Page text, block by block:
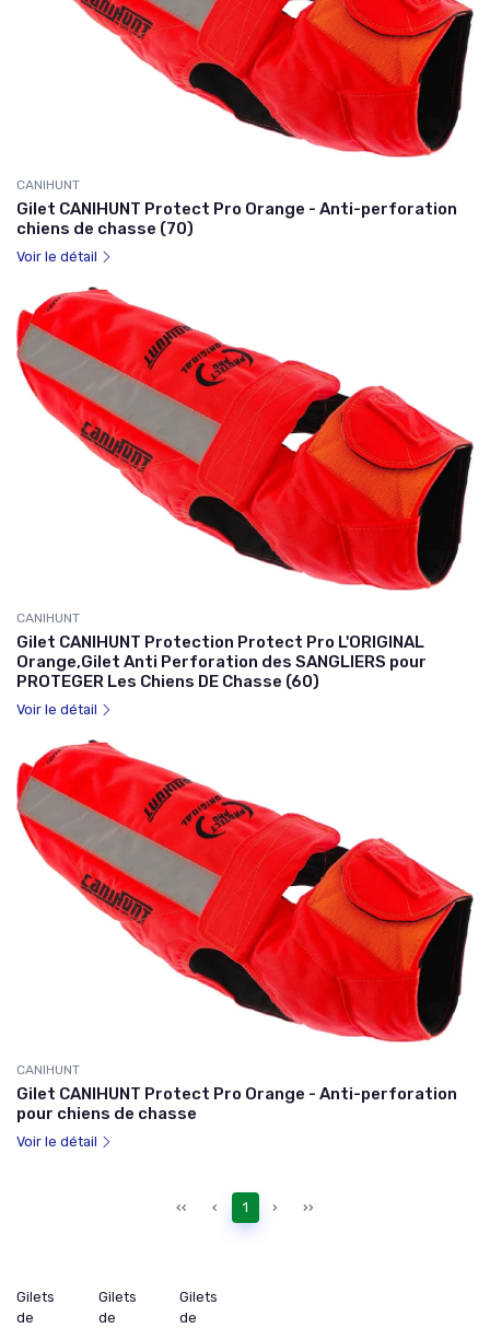
CANIHUNT
Gilet CANIHUNT Protect Pro Orange - Anti-perforation
chiens de chasse (70)
Voir le détail
CANIHUNT
Gilet CANIHUNT Protection Protect Pro L'ORIGINAL
Orange,Gilet Anti Perforation des SANGLIERS pour
PROTEGER Les Chiens DE Chasse (60)
Voir le détail
CANIHUNT
Gilet CANIHUNT Protect Pro Orange - Anti-perforation
pour chiens de chasse
Voir le détail
‹‹ ‹ 1 › ››
Gilets
de
Gilets
de
Gilets
de